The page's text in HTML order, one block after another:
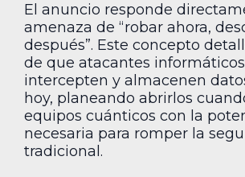
El anuncio responde
amenaza de “robar ahora,
después”. Este concepto
de que atacantes
intercepten y almacenen
hoy, planeando abrirlos
equipos cuánticos con la
necesaria para romper la
tradicional.